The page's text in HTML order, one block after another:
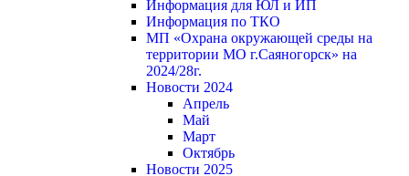
Информация для ЮЛ и ИП
Информация по ТКО
МП «Охрана окружающей среды на
территории МО г.Саяногорск» на
2024/28г.
Новости 2024
Апрель
Май
Март
Октябрь
Новости 2025